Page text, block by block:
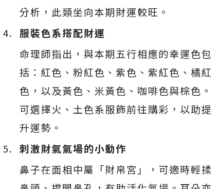
分析，此類坐向本期財運較旺。
服裝色系搭配財運
命理師指出，與本期五行相應的幸運色包
括：紅色、粉紅色、紫色、紫紅色、橘紅
色，以及黃色、米黃色、咖啡色與棕色。
可選擇火、土色系服飾前往購彩，以助提
升運勢。
刺激財氣氣場的小動作
鼻子在面相中屬「財帛宮」，可適時輕揉